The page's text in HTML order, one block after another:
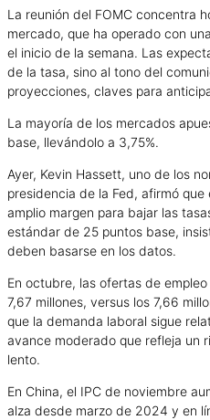
La reunión del FOMC concentra
mercado, que ha operado con
el inicio de la semana. Las
de la tasa, sino al tono del
proyecciones, claves para
La mayoría de los mercados
base, llevándolo a 3,75%.
Ayer, Kevin Hassett, uno de los
presidencia de la Fed, afirmó
amplio margen para bajar las
estándar de 25 puntos base,
deben basarse en los datos.
En octubre, las ofertas de
7,67 millones, versus los 7,66
que la demanda laboral sigue
avance moderado que refleja un
lento.
En China, el IPC de noviembre
alza desde marzo de 2024 y en